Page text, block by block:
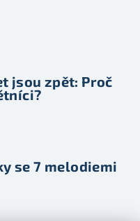
jsou zpět: Proč
se 7 melodiemi